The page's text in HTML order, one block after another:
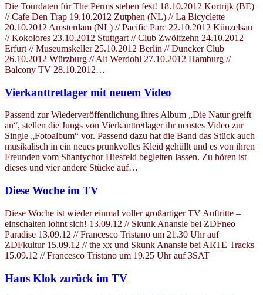
Die Tourdaten für The Perms stehen fest! 18.10.2012 Kortrijk (BE)
// Cafe Den Trap 19.10.2012 Zutphen (NL) // La Bicyclette
20.10.2012 Amsterdam (NL) // Pacific Parc 22.10.2012 Künzelsau
// Kokolores 23.10.2012 Stuttgart // Club Zwölfzehn 24.10.2012
Erfurt // Museumskeller 25.10.2012 Berlin // Duncker Club
26.10.2012 Würzburg // Alt Werdohl 27.10.2012 Hamburg //
Balcony TV 28.10.2012…
Vierkanttretlager mit neuem Video
Passend zur Wiederveröffentlichung ihres Album „Die Natur greift
an“, stellen die Jungs von Vierkanttretlager ihr neustes Video zur
Single „Fotoalbum“ vor. Passend dazu hat die Band das Stück auch
musikalisch in ein neues prunkvolles Kleid gehüllt und es von ihren
Freunden vom Shantychor Hiesfeld begleiten lassen. Zu hören ist
dieses und vier andere Stücke auf…
Diese Woche im TV
Diese Woche ist wieder einmal voller großartiger TV Auftritte –
einschalten lohnt sich! 13.09.12 // Skunk Anansie bei ZDFneo
Paradise 13.09.12 // Francesco Tristano um 21.30 Uhr auf
ZDFkultur 15.09.12 // the xx und Skunk Anansie bei ARTE Tracks
15.09.12 // Francesco Tristano um 19.25 Uhr auf 3SAT
Hans Klok zurück im TV